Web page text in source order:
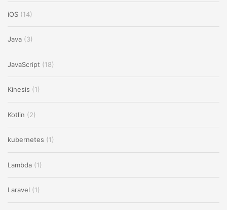
iOS (14)
Java (3)
JavaScript (18)
Kinesis (1)
Kotlin (2)
kubernetes (1)
Lambda (1)
Laravel (1)